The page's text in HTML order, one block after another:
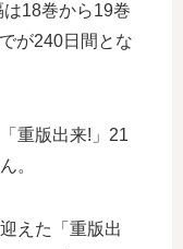
18巻から19巻
が240日間とな
重版出来!」21
。
えた「重版出